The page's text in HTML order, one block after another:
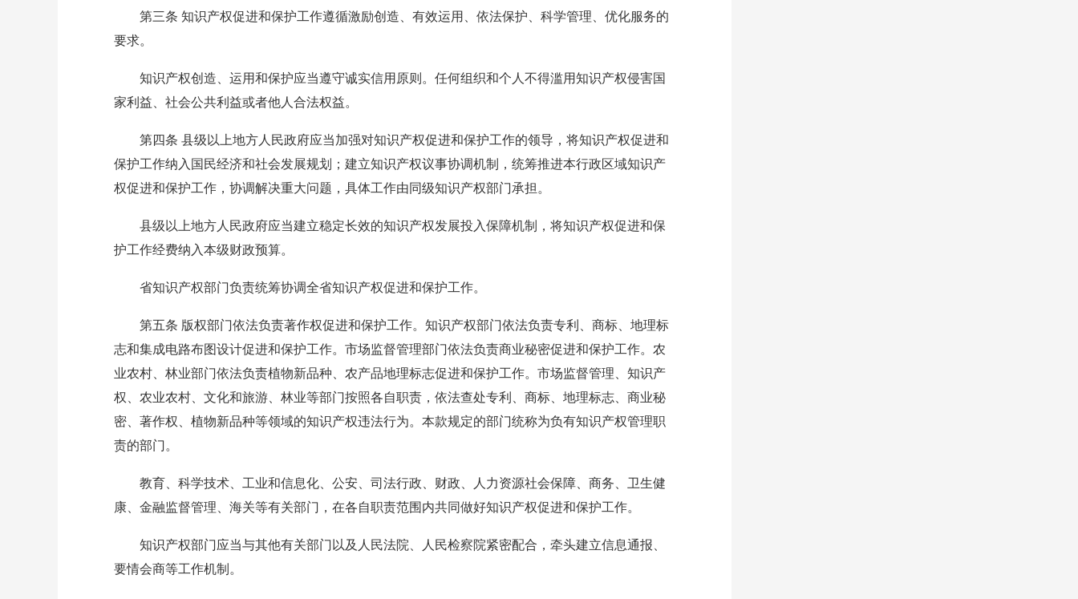
第三条 知识产权促进和保护工作遵循激励创造、有效运用、依法保护、科学管理、优化服务的
要求。
知识产权创造、运用和保护应当遵守诚实信用原则。任何组织和个人不得滥用知识产权侵害国
家利益、社会公共利益或者他人合法权益。
第四条 县级以上地方人民政府应当加强对知识产权促进和保护工作的领导，将知识产权促进和
保护工作纳入国民经济和社会发展规划；建立知识产权议事协调机制，统筹推进本行政区域知识产
权促进和保护工作，协调解决重大问题，具体工作由同级知识产权部门承担。
县级以上地方人民政府应当建立稳定长效的知识产权发展投入保障机制，将知识产权促进和保
护工作经费纳入本级财政预算。
省知识产权部门负责统筹协调全省知识产权促进和保护工作。
第五条 版权部门依法负责著作权促进和保护工作。知识产权部门依法负责专利、商标、地理标
志和集成电路布图设计促进和保护工作。市场监督管理部门依法负责商业秘密促进和保护工作。农
业农村、林业部门依法负责植物新品种、农产品地理标志促进和保护工作。市场监督管理、知识产
权、农业农村、文化和旅游、林业等部门按照各自职责，依法查处专利、商标、地理标志、商业秘
密、著作权、植物新品种等领域的知识产权违法行为。本款规定的部门统称为负有知识产权管理职
责的部门。
教育、科学技术、工业和信息化、公安、司法行政、财政、人力资源社会保障、商务、卫生健
康、金融监督管理、海关等有关部门，在各自职责范围内共同做好知识产权促进和保护工作。
知识产权部门应当与其他有关部门以及人民法院、人民检察院紧密配合，牵头建立信息通报、
要情会商等工作机制。